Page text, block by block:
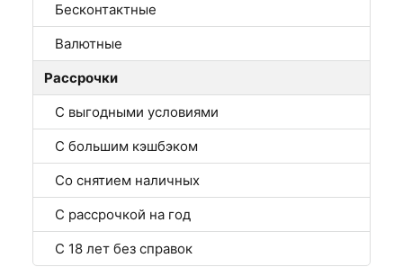
Бесконтактные
Валютные
Рассрочки
С выгодными условиями
С большим кэшбэком
Со снятием наличных
С рассрочкой на год
С 18 лет без справок